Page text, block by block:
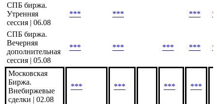
СПБ биржа.
Утренняя
сессия | 06.08
*** *** ***
СПБ биржа.
Вечерняя
дополнительная
сессия | 05.08
*** *** *** ***
Московская
Биржа.
Внебиржевые
сделки | 02.08
*** *** *** ***